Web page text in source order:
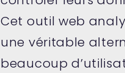
Cet outil web
une véritable
beaucoup